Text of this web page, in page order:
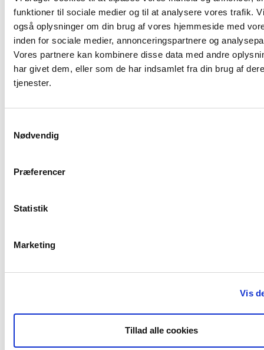
funktioner til sociale medier og til at analysere vores trafik.
også oplysninger om din brug af vores hjemmeside med
inden for sociale medier, annonceringspartnere og
Vores partnere kan kombinere disse data med andre
har givet dem, eller som de har indsamlet fra din brug af
tjenester.
Nødvendig
Præferencer
Statistik
Marketing
Vis
Tillad alle cookies
Udnyt alle fordele ved
dit multimediesystem
Bluetooth kompatibel
Apps